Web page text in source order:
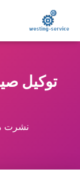
توكيل
نشرت